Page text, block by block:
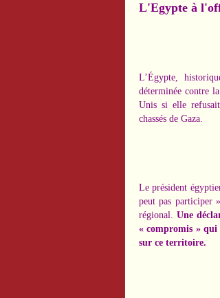
L'Egypte à
L’Égypte,
déterminée contre
Unis si elle
chassés de Gaza.
Le président
peut pas participer
régional. Une
« compromis »
sur ce territoire.